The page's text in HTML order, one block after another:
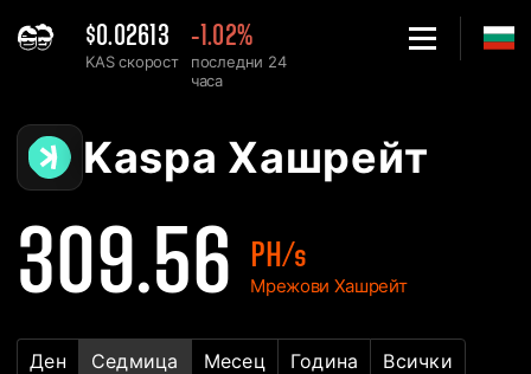
$0.02613
KAS скорост
-1.02%
последни 24
часа
Kaspa KAS Таблица за Мрежовия Хашрейт - 2Miners
Kaspa Хашрейт
309.56 PH/s
Мрежови Хашрейт
Ден Седмица Месец Година Всички